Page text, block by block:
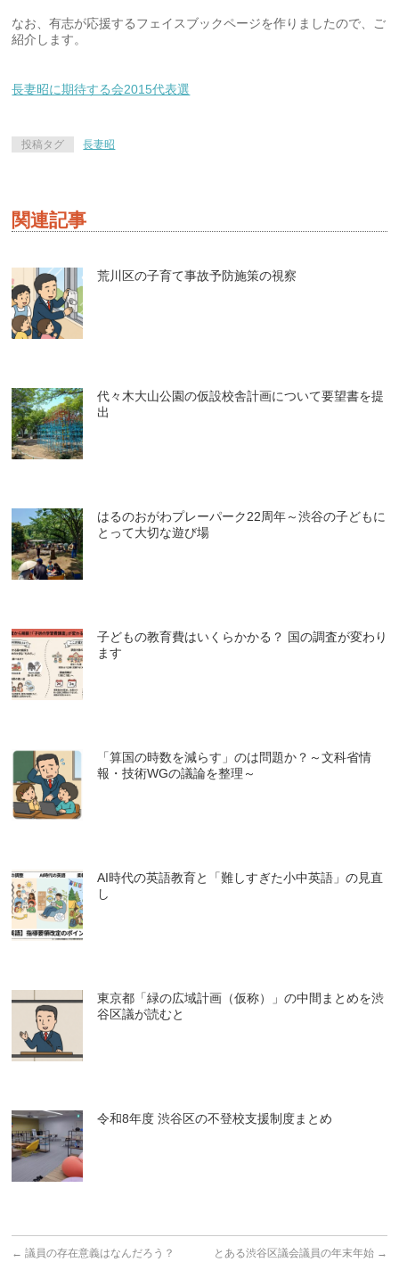
なお、有志が応援するフェイスブックページを作りましたので、ご
紹介します。
長妻昭に期待する会2015代表選
投稿タグ 長妻昭
関連記事
荒川区の子育て事故予防施策の視察
代々木大山公園の仮設校舎計画について要望書を提
出
はるのおがわプレーパーク22周年～渋谷の子どもに
とって大切な遊び場
子どもの教育費はいくらかかる？ 国の調査が変わり
ます
「算国の時数を減らす」のは問題か？～文科省情
報・技術WGの議論を整理～
AI時代の英語教育と「難しすぎた小中英語」の見直
し
東京都「緑の広域計画（仮称）」の中間まとめを渋
谷区議が読むと
令和8年度 渋谷区の不登校支援制度まとめ
← 議員の存在意義はなんだろう？ とある渋谷区議会議員の年末年始 →